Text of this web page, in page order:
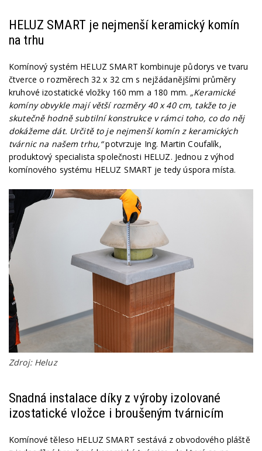
HELUZ SMART je nejmenší keramický komín
na trhu
Komínový systém HELUZ SMART kombinuje půdorys ve tvaru
čtverce o rozměrech 32 x 32 cm s nejžádanějšími průměry
kruhové izostatické vložky 160 mm a 180 mm. „Keramické
komíny obvykle mají větší rozměry 40 x 40 cm, takže to je
skutečně hodně subtilní konstrukce v rámci toho, co do něj
dokážeme dát. Určitě to je nejmenší komín z keramických
tvárnic na našem trhu,“potvrzuje Ing. Martin Coufalík,
produktový specialista společnosti HELUZ. Jednou z výhod
komínového systému HELUZ SMART je tedy úspora místa.
Zdroj: Heluz
Snadná instalace díky z výroby izolované
izostatické vložce i broušeným tvárnicím
Komínové těleso HELUZ SMART sestává z obvodového pláště